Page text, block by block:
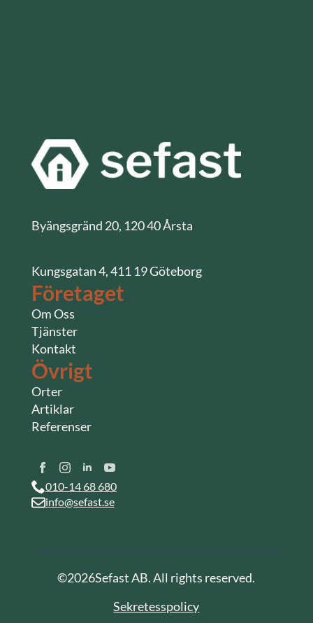
Byängsgränd 20, 120 40 Årsta
Kungsgatan 4, 411 19 Göteborg
Företaget
Om Oss
Tjänster
Kontakt
Övrigt
Orter
Artiklar
Referenser
010-14 68 680
info@sefast.se
©2026Sefast AB. All rights reserved.
Sekretesspolicy